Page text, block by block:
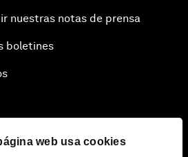
web usa cookies
nuestras notas de prensa
boletines